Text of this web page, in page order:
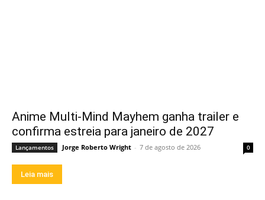
Anime Multi-Mind Mayhem ganha trailer e
confirma estreia para janeiro de 2027
Lançamentos Jorge Roberto Wright - 7 de agosto de 2026 0
Leia mais